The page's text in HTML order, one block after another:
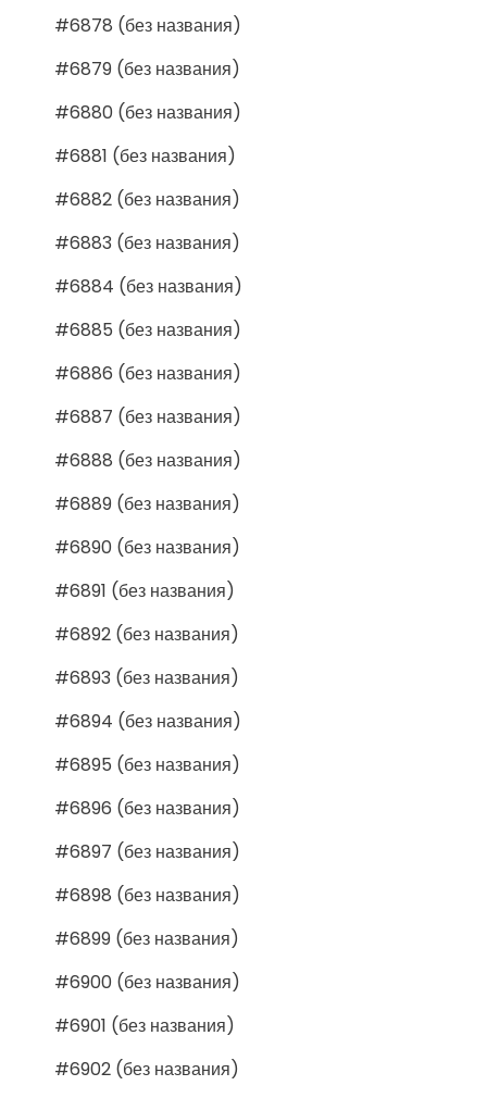
#6878 (без названия)
#6879 (без названия)
#6880 (без названия)
#6881 (без названия)
#6882 (без названия)
#6883 (без названия)
#6884 (без названия)
#6885 (без названия)
#6886 (без названия)
#6887 (без названия)
#6888 (без названия)
#6889 (без названия)
#6890 (без названия)
#6891 (без названия)
#6892 (без названия)
#6893 (без названия)
#6894 (без названия)
#6895 (без названия)
#6896 (без названия)
#6897 (без названия)
#6898 (без названия)
#6899 (без названия)
#6900 (без названия)
#6901 (без названия)
#6902 (без названия)